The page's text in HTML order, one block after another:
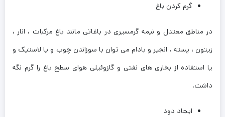
گرم کردن باغ
در مناطق معتدل و نیمه گرمسیری در باغاتی مانند باغ مرکبات ، انار ،
زیتون ، پسته ، انجیر و بادام می توان با سوزاندن چوب و یا لاستیک و
یا استفاده از بخاری های نفتی و گازوئیلی هوای سطح باغ را گرم نگه
داشت.
ایجاد دود